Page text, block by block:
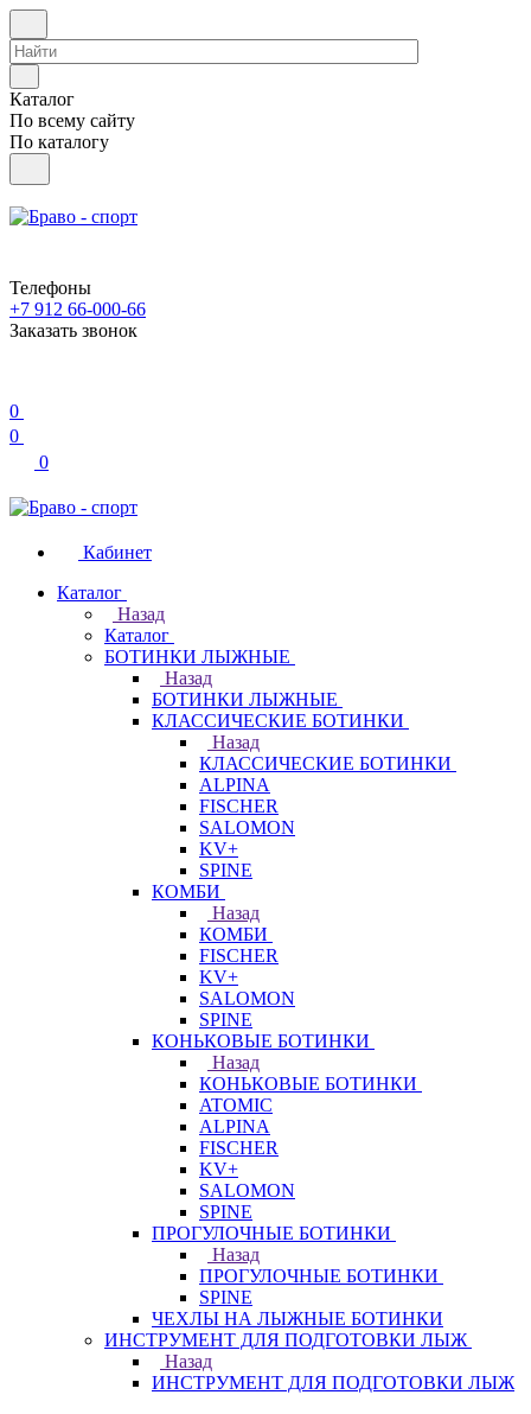
Каталог
По всему сайту
По каталогу
Телефоны
+7 912 66-000-66
Заказать звонок
0
0
0
Кабинет
Каталог
Назад
Каталог
БОТИНКИ ЛЫЖНЫЕ
Назад
БОТИНКИ ЛЫЖНЫЕ
КЛАССИЧЕСКИЕ БОТИНКИ
Назад
КЛАССИЧЕСКИЕ БОТИНКИ
ALPINA
FISCHER
SALOMON
KV+
SPINE
КОМБИ
Назад
КОМБИ
FISCHER
KV+
SALOMON
SPINE
КОНЬКОВЫЕ БОТИНКИ
Назад
КОНЬКОВЫЕ БОТИНКИ
ATOMIC
ALPINA
FISCHER
KV+
SALOMON
SPINE
ПРОГУЛОЧНЫЕ БОТИНКИ
Назад
ПРОГУЛОЧНЫЕ БОТИНКИ
SPINE
ЧЕХЛЫ НА ЛЫЖНЫЕ БОТИНКИ
ИНСТРУМЕНТ ДЛЯ ПОДГОТОВКИ ЛЫЖ
Назад
ИНСТРУМЕНТ ДЛЯ ПОДГОТОВКИ ЛЫЖ